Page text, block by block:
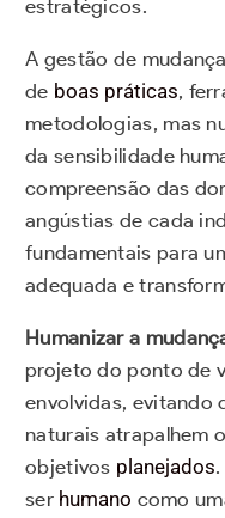
estratégicos.
A gestão de
de boas práticas,
metodologias, mas
da sensibilidade
compreensão das
angústias de cada
fundamentais para
adequada e
Humanizar a
projeto do ponto de
envolvidas, evitando
naturais atrapalhem
objetivos planejados
ser humano como